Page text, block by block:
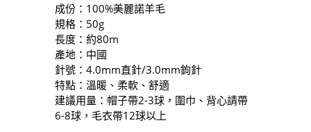
成份：100%美麗諾羊毛
規格：50g
長度：約80m
產地：中國
針號：4.0mm直針/3.0mm鉤針
特點：溫暖、柔軟、舒適
建議用量：帽子帶2-3球，圍巾、背心請帶
6-8球，毛衣帶12球以上